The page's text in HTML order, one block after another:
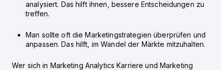
analysiert. Das hilft ihnen, bessere Entscheidungen zu
treffen.
Man sollte oft die Marketingstrategien überprüfen und
anpassen. Das hilft, im Wandel der Märkte mitzuhalten.
Wer sich in Marketing Analytics Karriere und Marketing